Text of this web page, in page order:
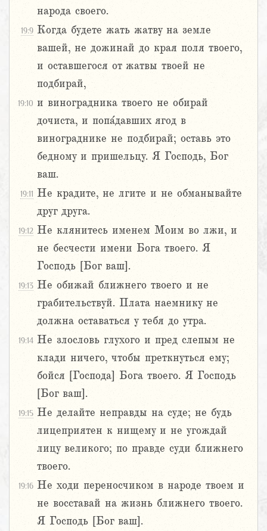
народа своего.
19:9 Когда будете жать жатву на земле
вашей, не дожинай до края поля твоего,
и оставшегося от жатвы твоей не
подбирай,
19:10 и виноградника твоего не обирай
дочиста, и попа́давших ягод в
винограднике не подбирай; оставь это
бедному и пришельцу. Я Господь, Бог
ваш.
19:11 Не крадите, не лгите и не обманывайте
друг друга.
19:12 Не клянитесь именем Моим во лжи, и
не бесчести имени Бога твоего. Я
Господь [Бог ваш].
19:13 Не обижай ближнего твоего и не
грабительствуй. Плата наемнику не
должна оставаться у тебя до утра.
19:14 Не злословь глухого и пред слепым не
клади ничего, чтобы преткнуться ему;
бойся [Господа] Бога твоего. Я Господь
[Бог ваш].
19:15 Не делайте неправды на суде; не будь
лицеприятен к нищему и не угождай
лицу великого; по правде суди ближнего
твоего.
19:16 Не ходи переносчиком в народе твоем и
не восставай на жизнь ближнего твоего.
Я Господь [Бог ваш].